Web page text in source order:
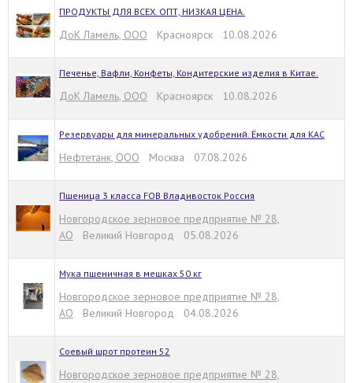
ПРОДУКТЫ ДЛЯ ВСЕХ. ОПТ, НИЗКАЯ ЦЕНА.
ДоК Ламель, ООО Красноярск 10.08.2026
Печенье, Вафли, Конфеты, Кондитерские изделия в Китае.
ДоК Ламель, ООО Красноярск 10.08.2026
Резервуары для минеральных удобрений. Ёмкости для КАС
Нефтетанк, ООО Москва 07.08.2026
Пшеница 3 класса FOB Владивосток Россия
Новгородское зерновое предприятие № 28,
АО Великий Новгород 05.08.2026
Мука пшеничная в мешках 50 кг
Новгородское зерновое предприятие № 28,
АО Великий Новгород 04.08.2026
Соевый шрот протеин 52
Новгородское зерновое предприятие № 28,